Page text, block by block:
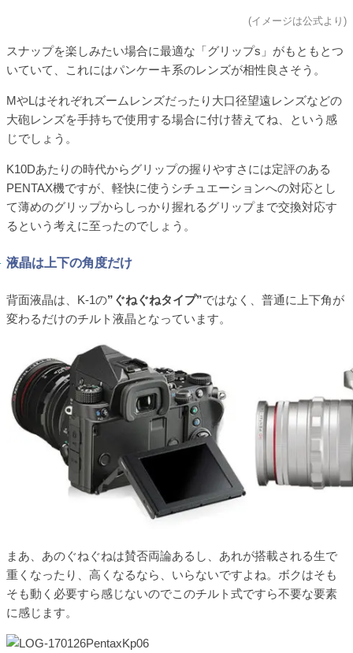
(イメージは公式より)
スナップを楽しみたい場合に最適な「グリップs」がもともとつ
いていて、これにはパンケーキ系のレンズが相性良さそう。
MやLはそれぞれズームレンズだったり大口径望遠レンズなどの
大砲レンズを手持ちで使用する場合に付け替えてね、という感
じでしょう。
K10Dあたりの時代からグリップの握りやすさには定評のある
PENTAX機ですが、軽快に使うシチュエーションへの対応とし
て薄めのグリップからしっかり握れるグリップまで交換対応す
るという考えに至ったのでしょう。
液晶は上下の角度だけ
背面液晶は、K-1の”ぐねぐねタイプ”ではなく、普通に上下角が
変わるだけのチルト液晶となっています。
まあ、あのぐねぐねは賛否両論あるし、あれが搭載される生で
重くなったり、高くなるなら、いらないですよね。ボクはそも
そも動く必要すら感じないのでこのチルト式ですら不要な要素
に感じます。